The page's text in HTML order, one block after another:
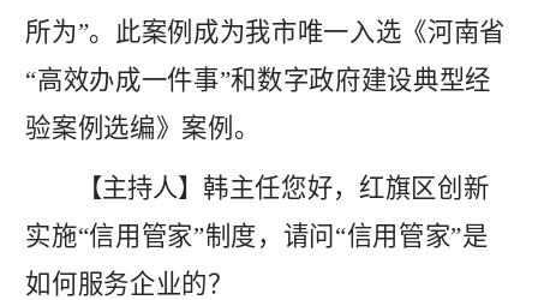
所为”。此案例成为我市唯一入选《河南省
“高效办成一件事”和数字政府建设典型经
验案例选编》案例。
【主持人】韩主任您好，红旗区创新
实施“信用管家”制度，请问“信用管家”是
如何服务企业的？